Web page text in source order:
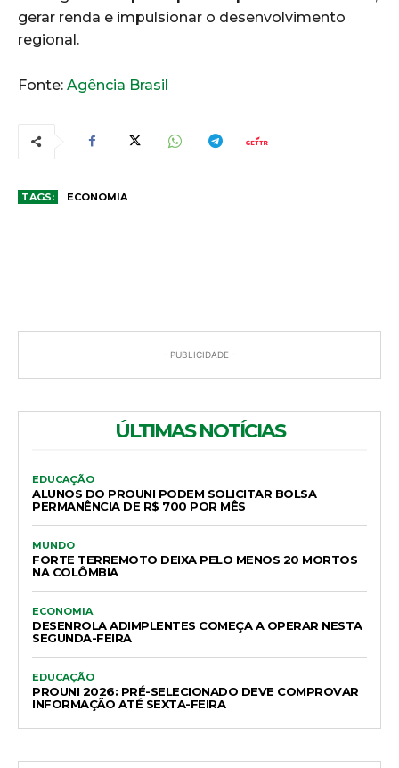
gerar renda e impulsionar o desenvolvimento
regional.
Fonte: Agência Brasil
TAGS: ECONOMIA
- PUBLICIDADE -
ÚLTIMAS NOTÍCIAS
EDUCAÇÃO
ALUNOS DO PROUNI PODEM SOLICITAR BOLSA
PERMANÊNCIA DE R$ 700 POR MÊS
MUNDO
FORTE TERREMOTO DEIXA PELO MENOS 20 MORTOS
NA COLÔMBIA
ECONOMIA
DESENROLA ADIMPLENTES COMEÇA A OPERAR NESTA
SEGUNDA-FEIRA
EDUCAÇÃO
PROUNI 2026: PRÉ-SELECIONADO DEVE COMPROVAR
INFORMAÇÃO ATÉ SEXTA-FEIRA